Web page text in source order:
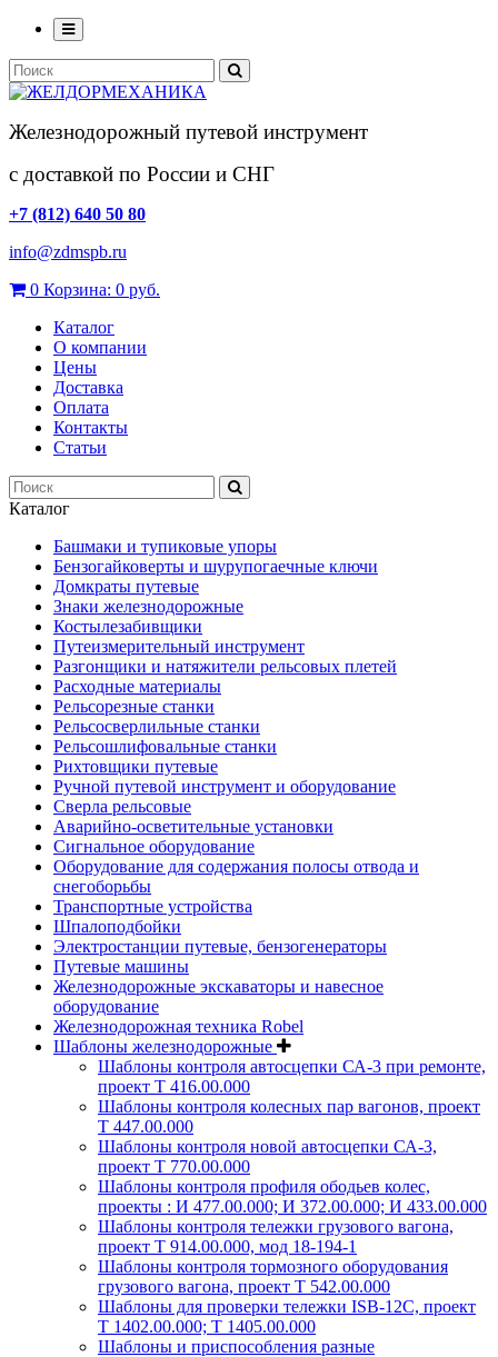
Железнодорожный путевой инструмент
с доставкой по России и СНГ
+7 (812) 640 50 80
info@zdmspb.ru
0 Корзина: 0 руб.
Каталог
О компании
Цены
Доставка
Оплата
Контакты
Статьи
Каталог
Башмаки и тупиковые упоры
Бензогайковерты и шурупогаечные ключи
Домкраты путевые
Знаки железнодорожные
Костылезабивщики
Путеизмерительный инструмент
Разгонщики и натяжители рельсовых плетей
Расходные материалы
Рельсорезные станки
Рельсосверлильные станки
Рельсошлифовальные станки
Рихтовщики путевые
Ручной путевой инструмент и оборудование
Сверла рельсовые
Аварийно-осветительные установки
Сигнальное оборудование
Оборудование для содержания полосы отвода и
снегоборьбы
Транспортные устройства
Шпалоподбойки
Электростанции путевые, бензогенераторы
Путевые машины
Железнодорожные экскаваторы и навесное
оборудование
Железнодорожная техника Robel
Шаблоны железнодорожные
Шаблоны контроля автосцепки СА-3 при ремонте,
проект Т 416.00.000
Шаблоны контроля колесных пар вагонов, проект
Т 447.00.000
Шаблоны контроля новой автосцепки СА-3,
проект Т 770.00.000
Шаблоны контроля профиля ободьев колес,
проекты : И 477.00.000; И 372.00.000; И 433.00.000
Шаблоны контроля тележки грузового вагона,
проект Т 914.00.000, мод 18-194-1
Шаблоны контроля тормозного оборудования
грузового вагона, проект Т 542.00.000
Шаблоны для проверки тележки ISB-12C, проект
Т 1402.00.000; Т 1405.00.000
Шаблоны и приспособления разные